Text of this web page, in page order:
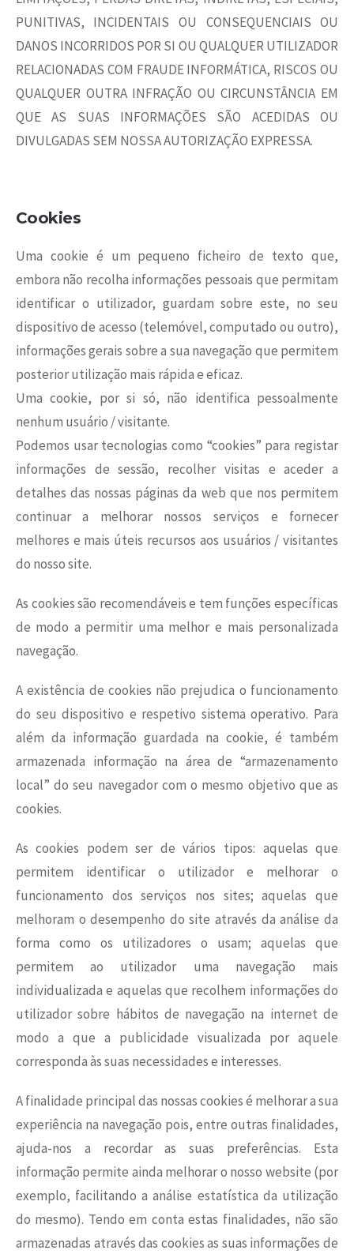
PUNITIVAS, INCIDENTAIS OU CONSEQUENCIAIS OU
DANOS INCORRIDOS POR SI OU QUALQUER UTILIZADOR
RELACIONADAS COM FRAUDE INFORMÁTICA, RISCOS OU
QUALQUER OUTRA INFRAÇÃO OU CIRCUNSTÂNCIA EM
QUE AS SUAS INFORMAÇÕES SÃO ACEDIDAS OU
DIVULGADAS SEM NOSSA AUTORIZAÇÃO EXPRESSA.
Cookies
Uma cookie é um pequeno ficheiro de texto que,
embora não recolha informações pessoais que permitam
identificar o utilizador, guardam sobre este, no seu
dispositivo de acesso (telemóvel, computado ou outro),
informações gerais sobre a sua navegação que permitem
posterior utilização mais rápida e eficaz.
Uma cookie, por si só, não identifica pessoalmente
nenhum usuário / visitante.
Podemos usar tecnologias como “cookies” para registar
informações de sessão, recolher visitas e aceder a
detalhes das nossas páginas da web que nos permitem
continuar a melhorar nossos serviços e fornecer
melhores e mais úteis recursos aos usuários / visitantes
do nosso site.
As cookies são recomendáveis e tem funções específicas
de modo a permitir uma melhor e mais personalizada
navegação.
A existência de cookies não prejudica o funcionamento
do seu dispositivo e respetivo sistema operativo. Para
além da informação guardada na cookie, é também
armazenada informação na área de “armazenamento
local” do seu navegador com o mesmo objetivo que as
cookies.
As cookies podem ser de vários tipos: aquelas que
permitem identificar o utilizador e melhorar o
funcionamento dos serviços nos sites; aquelas que
melhoram o desempenho do site através da análise da
forma como os utilizadores o usam; aquelas que
permitem ao utilizador uma navegação mais
individualizada e aquelas que recolhem informações do
utilizador sobre hábitos de navegação na internet de
modo a que a publicidade visualizada por aquele
corresponda às suas necessidades e interesses.
A finalidade principal das nossas cookies é melhorar a sua
experiência na navegação pois, entre outras finalidades,
ajuda-nos a recordar as suas preferências. Esta
informação permite ainda melhorar o nosso website (por
exemplo, facilitando a análise estatística da utilização
do mesmo). Tendo em conta estas finalidades, não são
armazenadas através das cookies as suas informações de